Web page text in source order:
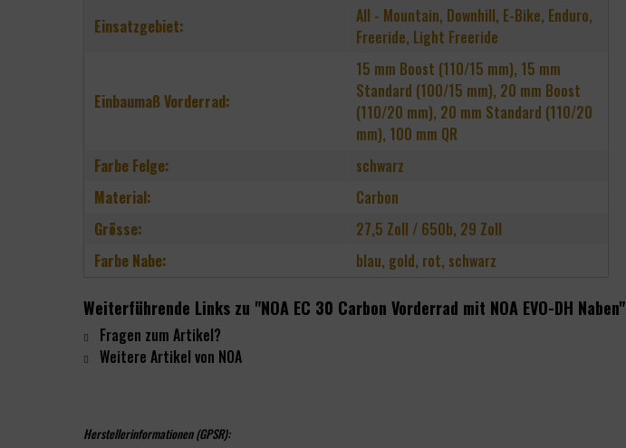
Einsatzgebiet:
All - Mountain, Downhill, E-Bike, Enduro,
Freeride, Light Freeride
Einbaumaß Vorderrad:
15 mm Boost (110/15 mm), 15 mm
Standard (100/15 mm), 20 mm Boost
(110/20 mm), 20 mm Standard (110/20
mm), 100 mm QR
Farbe Felge:
schwarz
Material:
Carbon
Grösse:
27,5 Zoll / 650b, 29 Zoll
Farbe Nabe:
blau, gold, rot, schwarz
Weiterführende Links zu "NOA EC 30 Carbon Vorderrad mit NOA EVO-DH Naben"
Fragen zum Artikel?
Weitere Artikel von NOA
Herstellerinformationen (GPSR):